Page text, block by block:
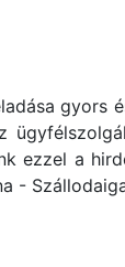
gyors
ezzel a
-